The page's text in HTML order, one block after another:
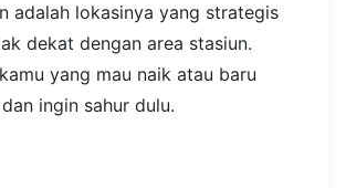
adalah lokasinya yang strategis
dekat dengan area stasiun.
yang mau naik atau baru
ingin sahur dulu.